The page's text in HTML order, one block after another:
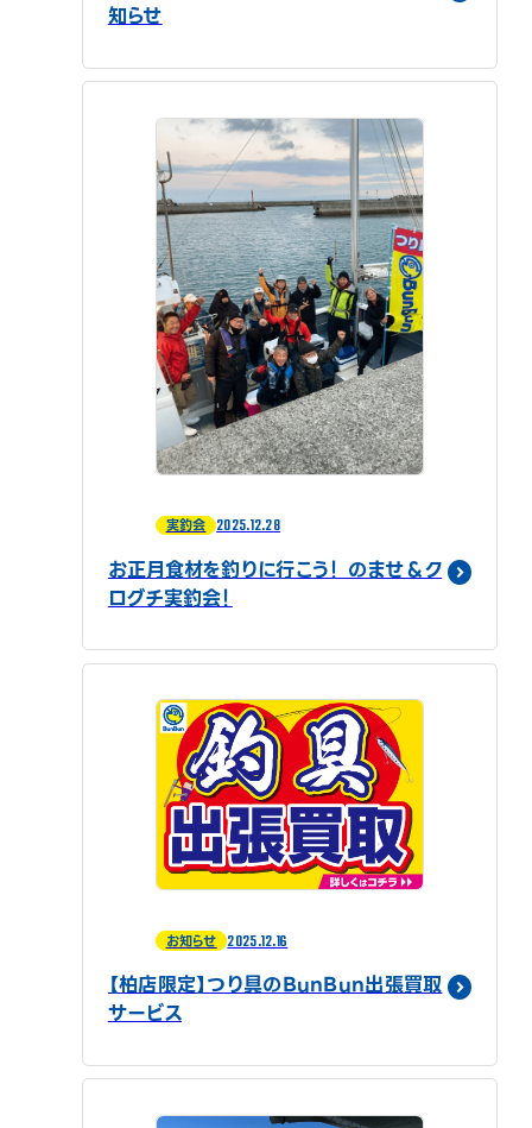
知らせ
実釣会 2025.12.28
お正月食材を釣りに行こう！ のませ＆ク
ログチ実釣会！
お知らせ 2025.12.16
【柏店限定】つり具のBunBun出張買取
サービス